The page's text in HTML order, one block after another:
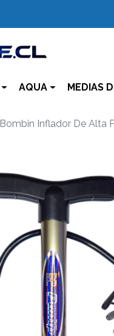
AQUA MEDIAS
Bombin Inflador De Alta